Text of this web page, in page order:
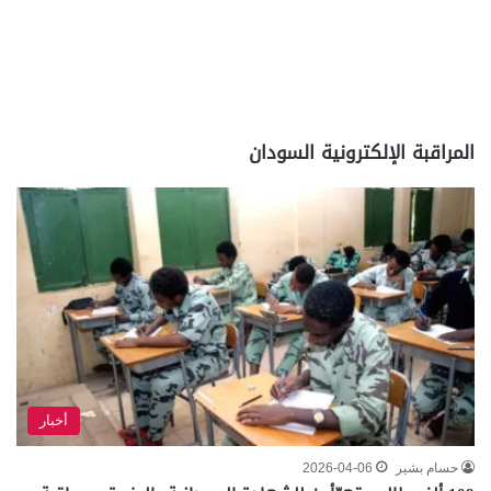
المراقبة الإلكترونية السودان
أخبار
حسام بشير 2026-04-06